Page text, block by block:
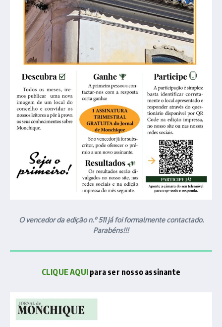
O vencedor da edição n.º 511 já foi formalmente contactado.
Parabéns!!!
CLIQUE AQUI para ser nosso assinante